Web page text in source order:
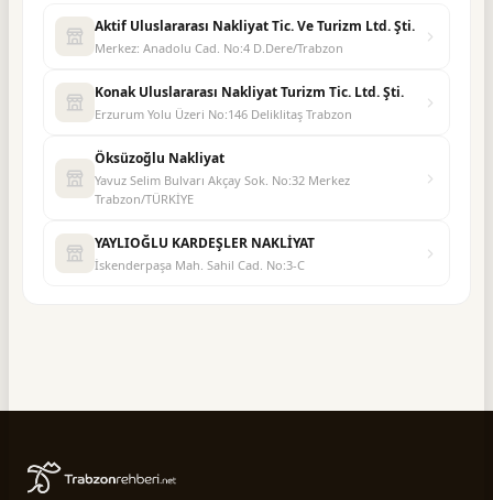
Aktif Uluslararası Nakliyat Tic. Ve Turizm Ltd. Şti.
Merkez: Anadolu Cad. No:4 D.Dere/Trabzon
Konak Uluslararası Nakliyat Turizm Tic. Ltd. Şti.
Erzurum Yolu Üzeri No:146 Deliklitaş Trabzon
Öksüzoğlu Nakliyat
Yavuz Selim Bulvarı Akçay Sok. No:32 Merkez
Trabzon/TÜRKİYE
YAYLIOĞLU KARDEŞLER NAKLİYAT
İskenderpaşa Mah. Sahil Cad. No:3-C